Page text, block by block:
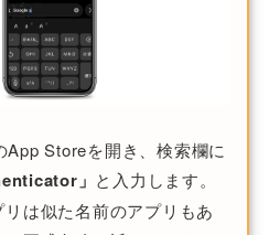
App Storeを開き、検索欄に
」 と入力します。
は似た名前のアプリもあ